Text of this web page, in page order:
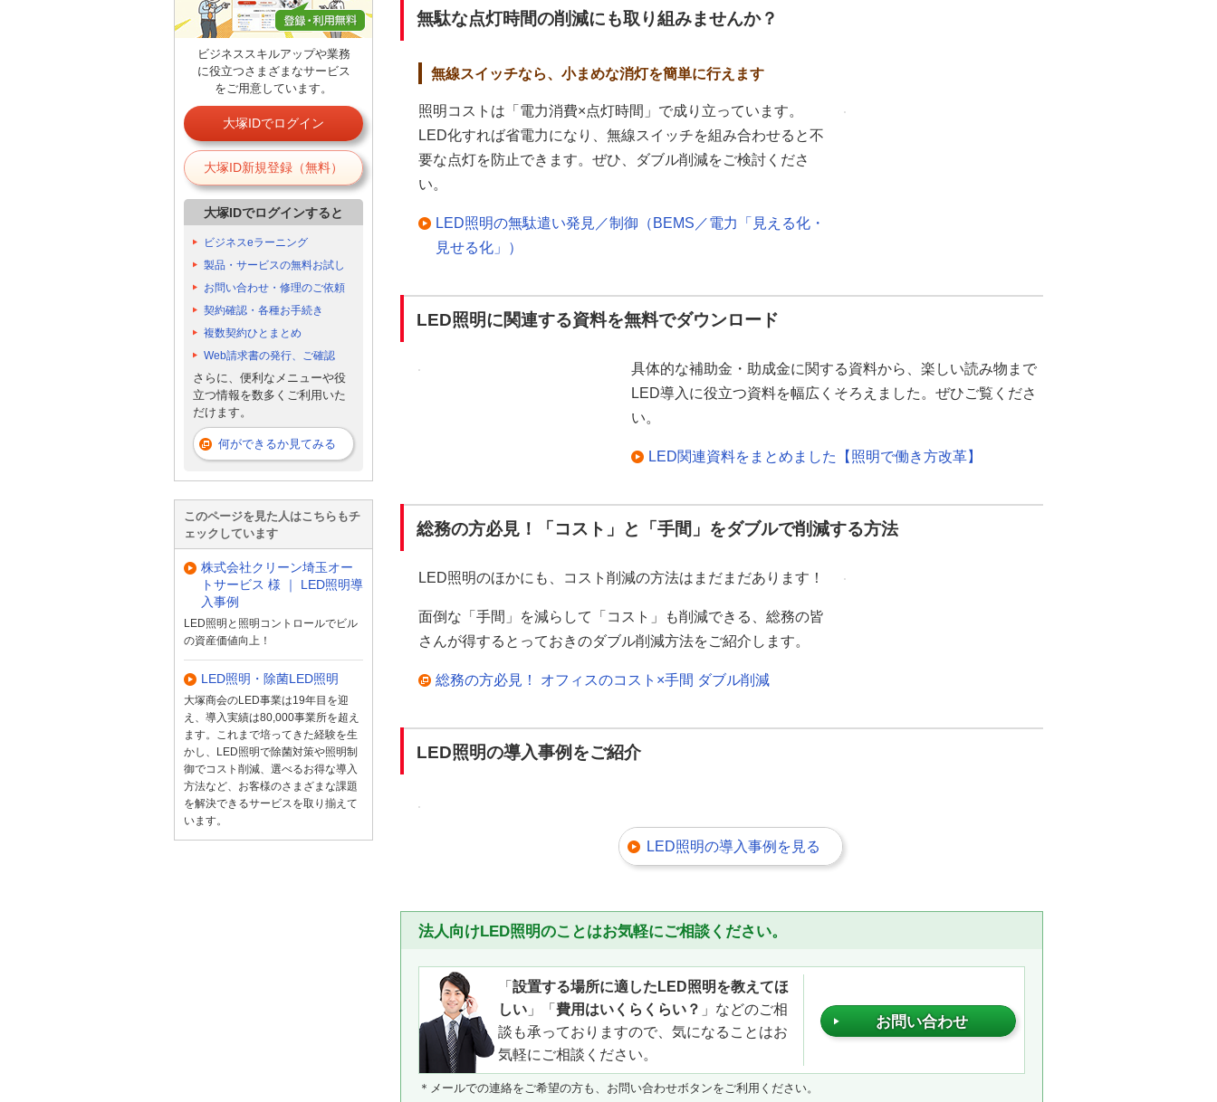
無駄な点灯時間の削減にも取り組みませんか？
無線スイッチなら、小まめな消灯を簡単に行えます
照明コストは「電力消費×点灯時間」で成り立っています。
LED化すれば省電力になり、無線スイッチを組み合わせると不
要な点灯を防止できます。ぜひ、ダブル削減をご検討くださ
い。
LED照明の無駄遣い発見／制御（BEMS／電力「見える化・
見せる化」）
LED照明に関連する資料を無料でダウンロード
具体的な補助金・助成金に関する資料から、楽しい読み物まで
LED導入に役立つ資料を幅広くそろえました。ぜひご覧くださ
い。
LED関連資料をまとめました【照明で働き方改革】
総務の方必見！「コスト」と「手間」をダブルで削減する方法
LED照明のほかにも、コスト削減の方法はまだまだあります！
面倒な「手間」を減らして「コスト」も削減できる、総務の皆
さんが得するとっておきのダブル削減方法をご紹介します。
総務の方必見！ オフィスのコスト×手間 ダブル削減
LED照明の導入事例をご紹介
LED照明の導入事例を見る
法人向けLED照明のことはお気軽にご相談ください。
「 設置する場所に適したLED照明を教えてほ
しい 」「 費用はいくらくらい？ 」などのご相
談も承っておりますので、気になることはお
気軽にご相談ください。
お問い合わせ
＊メールでの連絡をご希望の方も、お問い合わせボタンをご利用ください。
ビジネススキルアップや業務
に役立つさまざまなサービス
をご用意しています。
大塚IDでログイン
大塚ID新規登録（無料）
大塚IDでログインすると
ビジネスeラーニング
製品・サービスの無料お試し
お問い合わせ・修理のご依頼
契約確認・各種お手続き
複数契約ひとまとめ
Web請求書の発行、ご確認
さらに、便利なメニューや役
立つ情報を数多くご利用いた
だけます。
何ができるか見てみる
このページを見た人はこちらもチ
ェックしています
株式会社クリーン埼玉オー
トサービス 様 ｜ LED照明導
入事例
LED照明と照明コントロールでビル
の資産価値向上！
LED照明・除菌LED照明
大塚商会のLED事業は19年目を迎
え、導入実績は80,000事業所を超え
ます。これまで培ってきた経験を生
かし、LED照明で除菌対策や照明制
御でコスト削減、選べるお得な導入
方法など、お客様のさまざまな課題
を解決できるサービスを取り揃えて
います。